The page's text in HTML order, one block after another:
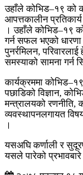
उहाँले कोभिड–१९ को
आपत्तकालीन
। उहाँले कोभिड–१९
गर्न सफल भएको धारणा
पुनर्रमिलन,
समस्याको सामना गर्न
कार्यक्रममा
पछाडिको विज्ञान,
मन्त्रालयको रणनीति,
व्यवस्थापनलगायत
।
यसअघि कर्णाली र
यसले पारेको